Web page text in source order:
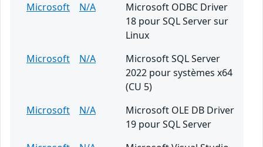
Microsoft
N/A
Microsoft ODBC Driver
18 pour SQL Server sur
Linux
Microsoft
N/A
Microsoft SQL Server
2022 pour systèmes x64
(CU 5)
Microsoft
N/A
Microsoft OLE DB Driver
19 pour SQL Server